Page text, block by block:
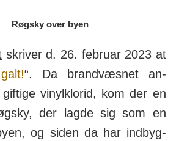
Røgsky over byen
skriver d. 26. februar 2023 at
“. Da brand­væsnet an­
vinyl­klorid, kom der en
der lagde sig som en
og siden da har ind­byg­